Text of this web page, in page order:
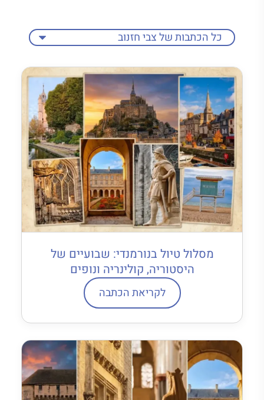
מסלול טיול בנורמנדי: שבועיים של
היסטוריה, קולינריה ונופים
לקריאת הכתבה